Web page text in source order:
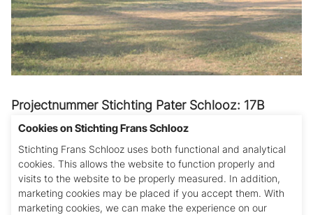
Projectnummer Stichting Pater Schlooz: 17B
Tehuis voor ruim honderd straat- en
zwerfkinderen in de leeftijd van 5 tot 17 jaar.
Ongeveer de helft van hen is ondergebracht in
zogenaamde Foster Homes onder begeleiding
van een house mother (en de oudste groep onder
Cookies on Stichting Frans Schlooz
Stichting Frans Schlooz uses both functional and analytical
cookies. This allows the website to function properly and
visits to the website to be properly measured. In addition,
marketing cookies may be placed if you accept them. With
marketing cookies, we can make the experience on our